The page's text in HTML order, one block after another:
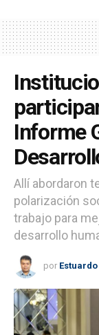
Informe
Allí abordaron
polarización
trabajo para
desarrollo
por